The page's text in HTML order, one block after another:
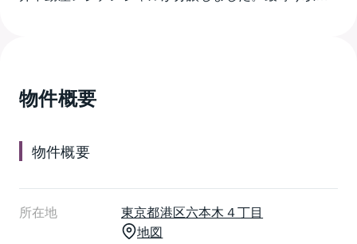
す。東京ミッドタウンをはじめとした近代的で洗練さ
れた六本木を象徴するビルが建ち並ぶエリアにあっ
へ入った檜町公園に隣接する敷地で、春には満開の桜
檜町公園の共用部の特徴としてホテルライクなサービ
スはもちろんのこと、最大の特徴は総戸数43戸に対し
エレベーターが8機備えられている点が挙げられます。
物件概要
物件概要
所在地 東京都港区六本木４丁目
地図